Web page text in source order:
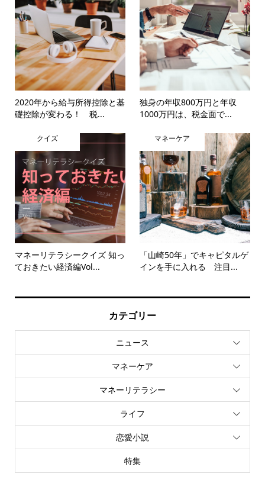
2020年から給与所得控除と基
礎控除が変わる！ 税...
独身の年収800万円と年収
1000万円は、税金面で...
クイズ
マネーリテラシークイズ 知っ
ておきたい経済編Vol...
マネーケア
「山崎50年」でキャピタルゲ
インを手に入れる 注目...
カテゴリー
ニュース
マネーケア
マネーリテラシー
ライフ
恋愛小説
特集